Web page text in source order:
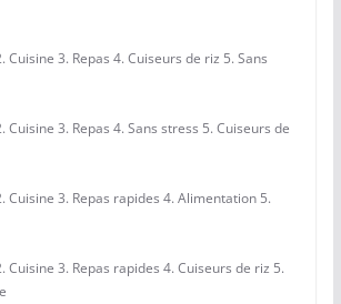
Cuisine 3. Repas 4. Cuiseurs de riz 5. Sans
Cuisine 3. Repas 4. Sans stress 5. Cuiseurs de
Cuisine 3. Repas rapides 4. Alimentation 5.
Cuisine 3. Repas rapides 4. Cuiseurs de riz 5.